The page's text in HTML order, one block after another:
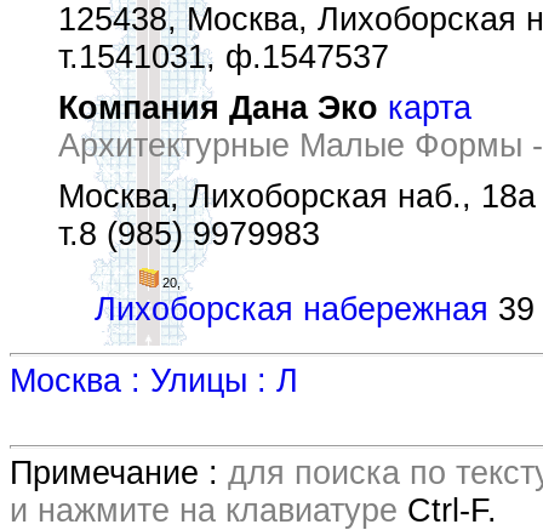
125438, Москва, Лихоборская
т.1541031, ф.1547537
Компания Дана Эко карта
Архитектурные Малые Формы
Москва, Лихоборская наб., 18а
т.8 (985) 9979983
20,
Лихоборская набережная 39
Москва : Улицы : Л
Примечание : для поиска по
и нажмите на клавиатуре Ctrl-F.